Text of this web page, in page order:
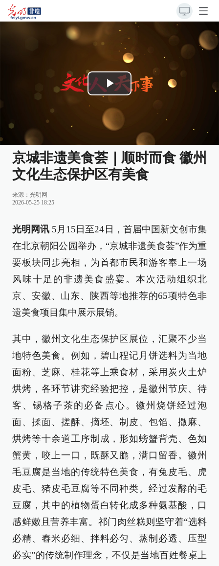
Play
Video
京城非遗美食荟｜顺时而食 徽州
文化生态保护区有美食
来源： 光明网
2026-05-25 18:25
光明网讯 5月15日至24日，首届中国新文创市集
在北京朝阳公园举办，“京城非遗美食荟”作为重
要板块同步亮相，为首都市民和游客奉上一场
风味十足的非遗美食盛宴。本次活动组织北
京、安徽、山东、陕西等地推荐的65项特色非
遗美食项目集中展示展销。
其中，徽州文化生态保护区展位，汇聚不少当
地特色美食。例如，碧山程记月饼选料为当地
面粉、芝麻、桂花等上乘食材，采用炭火土炉
烘烤，各环节讲究经验把控，是徽州节庆、待
客、锡格子茶的必备点心。徽州烧饼经过泡
面、揉面、搓酥、摘坯、制皮、包馅、撒麻、
烘烤等十余道工序制成，形如螃蟹背壳、色如
蟹黄，咬上一口，既酥又脆，满口留香。徽州
毛豆腐是当地的传统特色美食，有兔皮毛、虎
皮毛、猪皮毛豆腐等不同种类。经过发酵的毛
豆腐，其中的植物蛋白转化成多种氨基酸，口
感鲜嫩且营养丰富。祁门肉丝糕则坚守着“选料
必精、舂米必细、拌料必匀、蒸制必透、压型
必实”的传统制作理念，不仅是当地百姓餐桌上